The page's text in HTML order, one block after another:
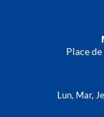
Place
Lun, Mar,